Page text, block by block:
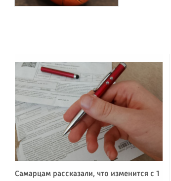
Самарцам рассказали, что изменится с 1